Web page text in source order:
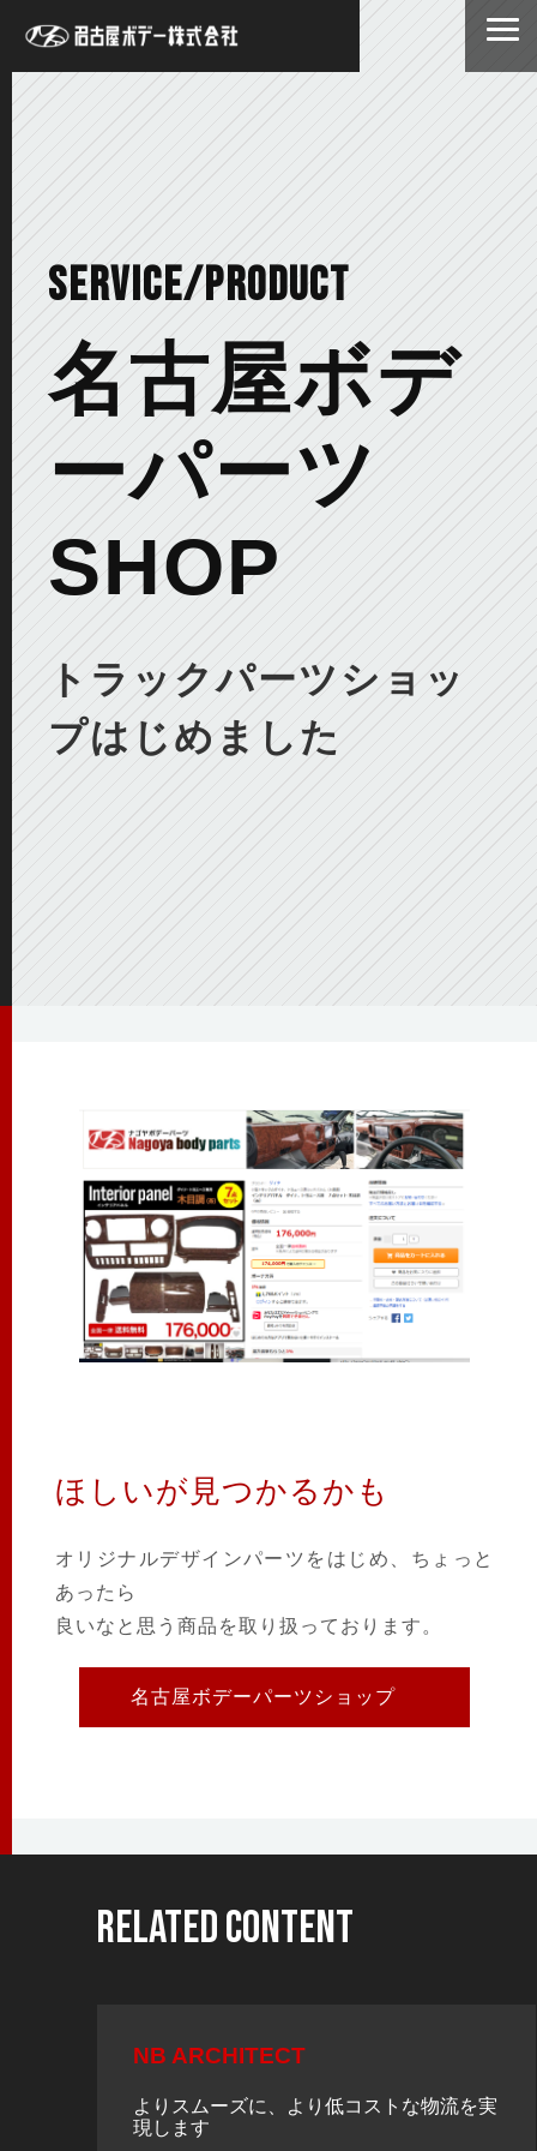
SERVICE/PRODUCT
名古屋ボデ
ーパーツ
SHOP
トラックパーツショッ
プはじめました
ほしいが見つかるかも
オリジナルデザインパーツをはじめ、ちょっと
あったら
良いなと思う商品を取り扱っております。
名古屋ボデーパーツショップ
Related content
NB ARCHITECT
よりスムーズに、より低コストな物流を実
現します